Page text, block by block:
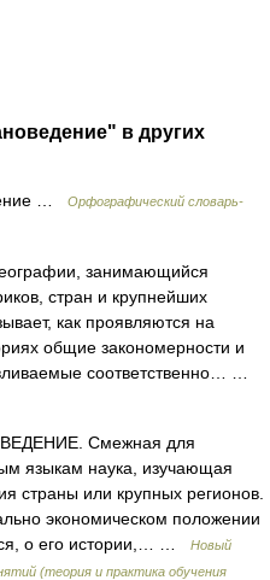
в других
…
Орфографический словарь-
занимающийся
стран и крупнейших
как проявляются на
общие закономерности и
соответственно… …
Смежная для
языкам наука, изучающая
страны или крупных регионов.
экономическом положении
о его истории,… …
Новый
(теория и практика обучения